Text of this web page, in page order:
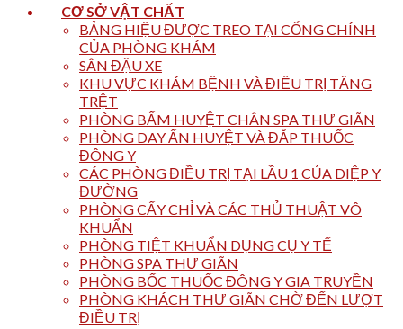
CƠ SỞ VẬT CHẤT
BẢNG HIỆU ĐƯỢC TREO TẠI CỔNG CHÍNH
CỦA PHÒNG KHÁM
SÂN ĐẬU XE
KHU VỰC KHÁM BỆNH VÀ ĐIỀU TRỊ TẦNG
TRỆT
PHÒNG BẤM HUYỆT CHÂN SPA THƯ GIÃN
PHÒNG DAY ẤN HUYỆT VÀ ĐẮP THUỐC
ĐÔNG Y
CÁC PHÒNG ĐIỀU TRỊ TẠI LẦU 1 CỦA DIỆP Y
ĐƯỜNG
PHÒNG CẤY CHỈ VÀ CÁC THỦ THUẬT VÔ
KHUẨN
PHÒNG TIỆT KHUẨN DỤNG CỤ Y TẾ
PHÒNG SPA THƯ GIÃN
PHÒNG BỐC THUỐC ĐÔNG Y GIA TRUYỀN
PHÒNG KHÁCH THƯ GIÃN CHỜ ĐẾN LƯỢT
ĐIỀU TRỊ